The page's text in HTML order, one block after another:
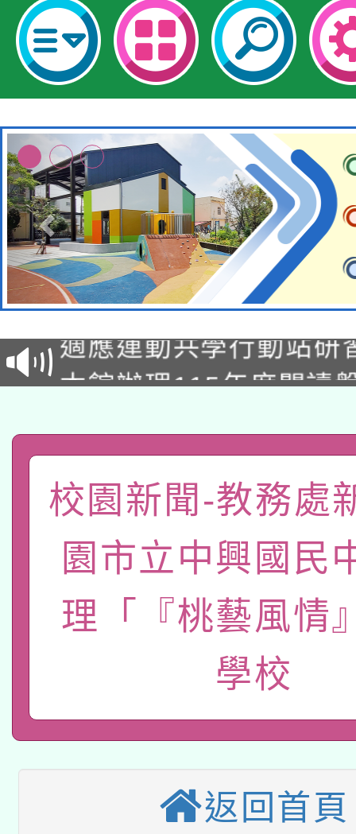
本校115學年度第2次
招甄選結果公告(無人
招)
適應運動共學行動站研
本館辦理115年度閱讀
礎課程
A3數位素養講師名單
「數位內容與教學軟體
pilot」
有關大陸委員會函釋公
薪期間赴陸應申請許可
轉知經濟部水利署委託
業技術研究院辦理「
用水績優單位及節水達
115年8月22日(星期六
桃園市孔廟祈福系列
2026年桃園地景藝術
本校115學年度第2次
招甄選結果公告(無人
本館辦理115年度閱讀
暨閱讀推動專業研習
科技賦能─人工智慧
校園新聞-教務處
園市立中興國民
理「『桃藝風情
學校
返回首頁